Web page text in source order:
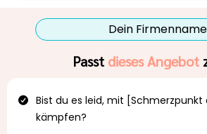
Dein Firmenname
Passt dieses Angebot
Bist du es leid, mit [Schmerzpunkt
kämpfen?